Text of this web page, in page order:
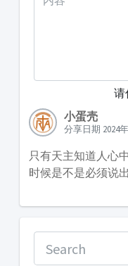
请
小蛋壳
分享日期 2024
只有天主知道人心
时候是不是必须说